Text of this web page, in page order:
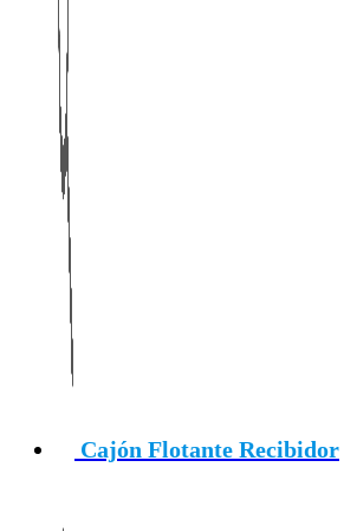
Cajón Flotante Recibidor